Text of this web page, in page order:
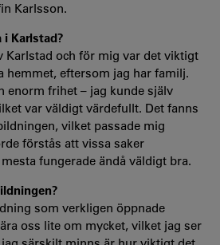
Karlsson.
i Karlstad?
Karlstad och för mig var det viktigt
hemmet, eftersom jag har familj.
enorm frihet – jag kunde själv
var väldigt värdefullt. Det fanns
vilket passade mig
förstås att vissa saker
fungerade ändå väldigt bra.
som verkligen öppnade
oss lite om mycket, vilket jag ser